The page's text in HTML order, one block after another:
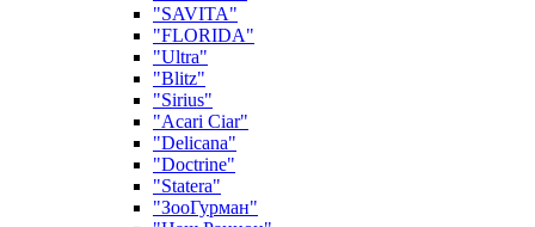
"SAVITA"
"FLORIDA"
"Ultra"
"Blitz"
"Sirius"
"Acari Ciar"
"Delicana"
"Doctrine"
"Statera"
"ЗооГурман"